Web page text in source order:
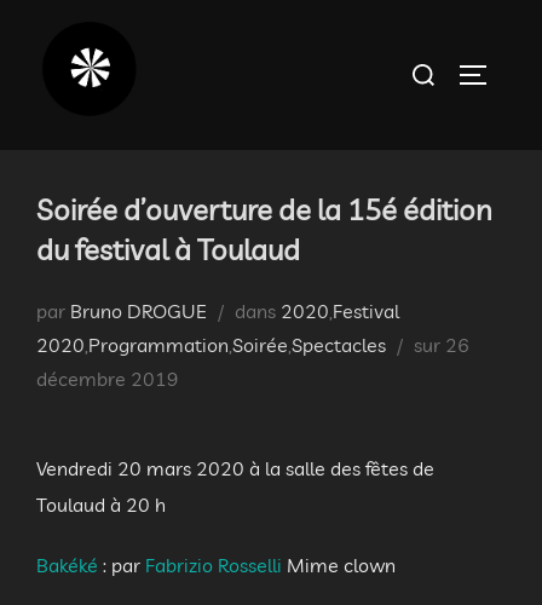
Rechercher :
Soirée d’ouverture de la 15é édition
du festival à Toulaud
par Bruno DROGUE dans 2020 Festival
2020 Programmation Soirée Spectacles sur Publié
26
décembre 2019
Vendredi 20 mars 2020 à la salle des fêtes de
Toulaud à 20 h
Bakéké : par Fabrizio Rosselli Mime clown